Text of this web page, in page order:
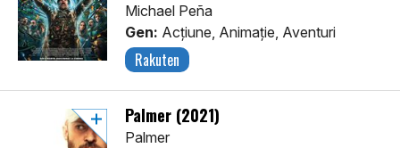
Michael Peña
Gen: Acţiune, Animaţie, Aventuri
Rakuten
Palmer (2021)
Palmer